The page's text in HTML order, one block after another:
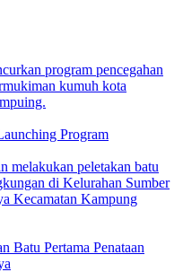
Program
Batu Pertama Penataan